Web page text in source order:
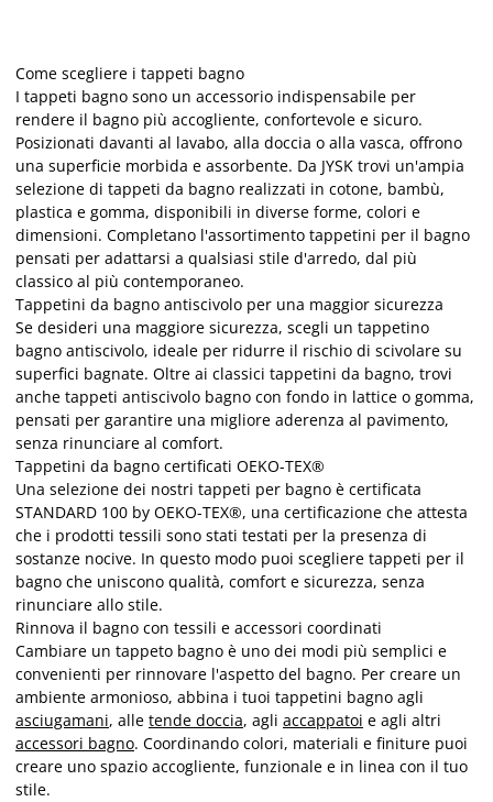
Come scegliere i tappeti bagno
I tappeti bagno sono un accessorio indispensabile per
rendere il bagno più accogliente, confortevole e sicuro.
Posizionati davanti al lavabo, alla doccia o alla vasca, offrono
una superficie morbida e assorbente. Da JYSK trovi un'ampia
selezione di tappeti da bagno realizzati in cotone, bambù,
plastica e gomma, disponibili in diverse forme, colori e
dimensioni. Completano l'assortimento tappetini per il bagno
pensati per adattarsi a qualsiasi stile d'arredo, dal più
classico al più contemporaneo.
Tappetini da bagno antiscivolo per una maggior sicurezza
Se desideri una maggiore sicurezza, scegli un tappetino
bagno antiscivolo, ideale per ridurre il rischio di scivolare su
superfici bagnate. Oltre ai classici tappetini da bagno, trovi
anche tappeti antiscivolo bagno con fondo in lattice o gomma,
pensati per garantire una migliore aderenza al pavimento,
senza rinunciare al comfort.
Tappetini da bagno certificati OEKO-TEX®
Una selezione dei nostri tappeti per bagno è certificata
STANDARD 100 by OEKO-TEX®, una certificazione che attesta
che i prodotti tessili sono stati testati per la presenza di
sostanze nocive. In questo modo puoi scegliere tappeti per il
bagno che uniscono qualità, comfort e sicurezza, senza
rinunciare allo stile.
Rinnova il bagno con tessili e accessori coordinati
Cambiare un tappeto bagno è uno dei modi più semplici e
convenienti per rinnovare l'aspetto del bagno. Per creare un
ambiente armonioso, abbina i tuoi tappetini bagno agli
asciugamani, alle tende doccia, agli accappatoi e agli altri
accessori bagno. Coordinando colori, materiali e finiture puoi
creare uno spazio accogliente, funzionale e in linea con il tuo
stile.